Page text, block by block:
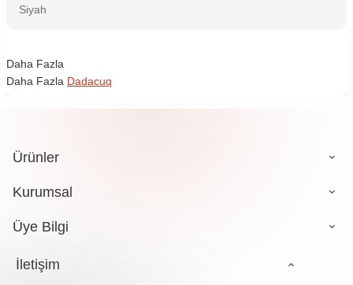
Siyah
Daha Fazla
Daha Fazla Dadacuq
Ürünler
Kurumsal
Üye Bilgi
İletişim